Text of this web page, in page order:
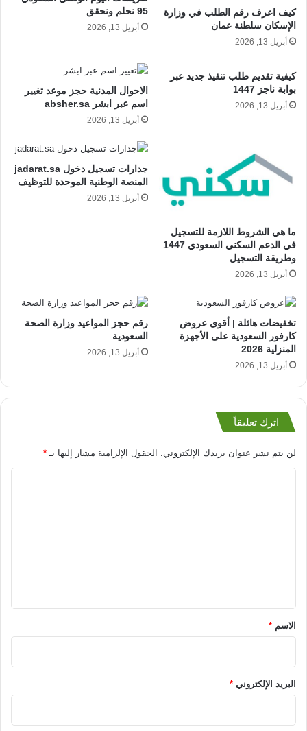
كيف اعرف رقم الطلب في وزارة
الإسكان سلطنة عمان
أبريل 13, 2026
95 نحلم ونحقق
أبريل 13, 2026
كيفية تقديم طلب تنفيذ جديد عبر
بوابة ناجز 1447
أبريل 13, 2026
الاحوال المدنية حجز موعد تغيير
اسم عبر ابشر absher.sa
أبريل 13, 2026
ما هي الشروط اللازمة للتسجيل
في الدعم السكني السعودي 1447
وطريقة التسجيل
أبريل 13, 2026
جدارات تسجيل دخول jadarat.sa
المنصة الوطنية الموحدة للتوظيف
أبريل 13, 2026
تخفيضات هائلة | أقوى عروض
كارفور السعودية على الأجهزة
المنزلية 2026
أبريل 13, 2026
رقم حجز المواعيد وزارة الصحة
السعودية
أبريل 13, 2026
اترك تعليقاً
لن يتم نشر عنوان بريدك الإلكتروني. الحقول الإلزامية مشار إليها بـ *
*الاسم *
البريد الإلكتروني *